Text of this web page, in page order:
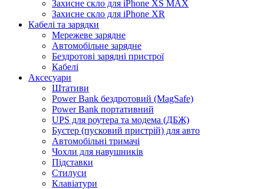
Захисне скло для iPhone XS MAX
Захисне скло для iPhone XR
Кабелі та зарядки
Мережеве зарядне
Автомобільне зарядне
Бездротові зарядні пристрої
Кабелі
Аксесуари
Штативи
Power Bank бездротовий (MagSafe)
Power Bank портативний
UPS для роутера та модема (ДБЖ)
Бустер (пусковий пристрій) для авто
Автомобільні тримачі
Чохли для навушників
Підставки
Стилуси
Клавіатури